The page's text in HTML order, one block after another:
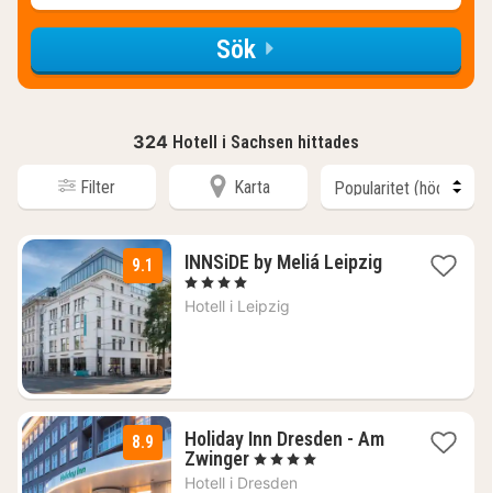
Sök
324 Hotell i Sachsen hittades
Filter Karta
9.1 INNSiDE by Meliá Leipzig1
, 4 Stjärnor
Hotell i Leipzig
8.9
Holiday Inn Dresden - Am
Zwinger1
natt
, 4 Stjärnor
Hotell i Dresden